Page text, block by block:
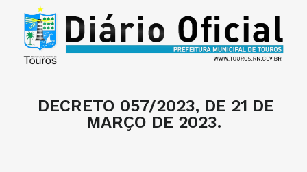
DECRETO 057/2023, DE 21 DE
MARÇO DE 2023.
PERGUNTAS FREQUENTES